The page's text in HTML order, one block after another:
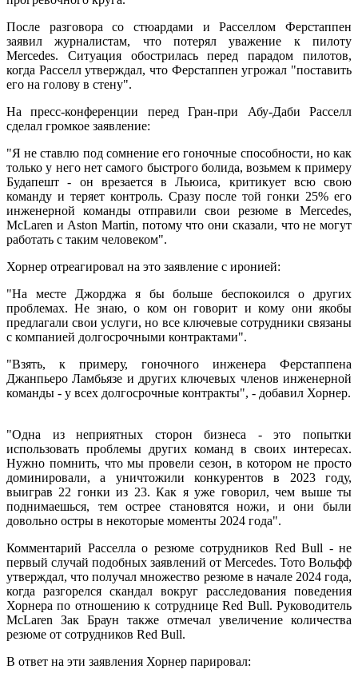
После разговора со стюардами и Расселлом Ферстаппен
заявил журналистам, что потерял уважение к пилоту
Mercedes. Ситуация обострилась перед парадом пилотов,
когда Расселл утверждал, что Ферстаппен угрожал "поставить
его на голову в стену".
На пресс-конференции перед Гран-при Абу-Даби Расселл
сделал громкое заявление:
"Я не ставлю под сомнение его гоночные способности, но как
только у него нет самого быстрого болида, возьмем к примеру
Будапешт - он врезается в Льюиса, критикует всю свою
команду и теряет контроль. Сразу после той гонки 25% его
инженерной команды отправили свои резюме в Mercedes,
McLaren и Aston Martin, потому что они сказали, что не могут
работать с таким человеком".
Хорнер отреагировал на это заявление с иронией:
"На месте Джорджа я бы больше беспокоился о других
проблемах. Не знаю, о ком он говорит и кому они якобы
предлагали свои услуги, но все ключевые сотрудники связаны
с компанией долгосрочными контрактами".
"Взять, к примеру, гоночного инженера Ферстаппена
Джанпьеро Ламбьязе и других ключевых членов инженерной
команды - у всех долгосрочные контракты", - добавил Хорнер.
"Одна из неприятных сторон бизнеса - это попытки
использовать проблемы других команд в своих интересах.
Нужно помнить, что мы провели сезон, в котором не просто
доминировали, а уничтожили конкурентов в 2023 году,
выиграв 22 гонки из 23. Как я уже говорил, чем выше ты
поднимаешься, тем острее становятся ножи, и они были
довольно остры в некоторые моменты 2024 года".
Комментарий Расселла о резюме сотрудников Red Bull - не
первый случай подобных заявлений от Mercedes. Тото Вольфф
утверждал, что получал множество резюме в начале 2024 года,
когда разгорелся скандал вокруг расследования поведения
Хорнера по отношению к сотруднице Red Bull. Руководитель
McLaren Зак Браун также отмечал увеличение количества
резюме от сотрудников Red Bull.
В ответ на эти заявления Хорнер парировал: